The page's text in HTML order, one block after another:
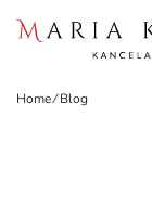
Home⁄Blog